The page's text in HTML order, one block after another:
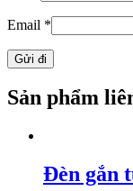
Email *
Sản phẩm
Đèn gắn